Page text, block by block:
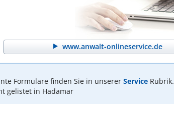
www.anwalt-onlineservice.de
Formulare finden Sie in unserer ServiceRubrik.
gelistet in Hadamar